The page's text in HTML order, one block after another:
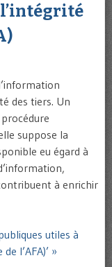
des tiers. Un
suppose la
eu égard à
à enrichir
utiles à
l’AFA)’ »